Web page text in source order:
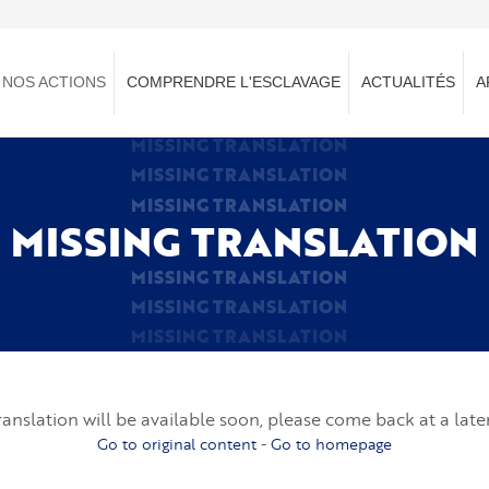
NOS ACTIONS COMPRENDRE L'ESCLAVAGE ACTUALITÉS
MISSING TRANSLATION
MISSING TRANSLATION
MISSING TRANSLATION
MISSING TRANSLATION
MISSING TRANSLATION
MISSING TRANSLATION
MISSING TRANSLATION
will be available soon, please come back at a
Go to original content - Go to homepage